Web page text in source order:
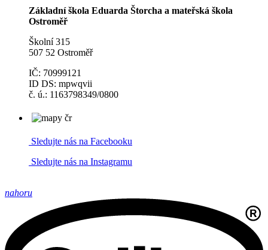
Základní škola Eduarda Štorcha a mateřská škola
Ostroměř
Školní 315
507 52 Ostroměř
IČ: 70999121
ID DS: mpwqvii
č. ú.: 1163798349/0800
Sledujte nás na Facebooku
Sledujte nás na Instagramu
nahoru